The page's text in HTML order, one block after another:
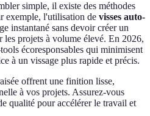
simple, il existe des méthodes
exemple, l'utilisation de visses auto-
instantané sans devoir créer un
les projets à volume élevé. En 2026,
écoresponsables qui minimisent
à un vissage plus rapide et précis.
offrent une finition lisse,
à vos projets. Assurez-vous
qualité pour accélérer le travail et